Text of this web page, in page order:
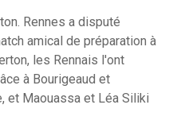
Rennes a disputé
amical de préparation à
les Rennais l'ont
à Bourigeaud et
et Maouassa et Léa Siliki